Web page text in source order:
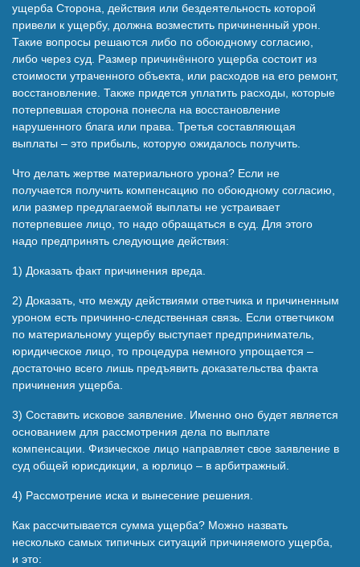
ущерба Сторона, действия или бездеятельность которой
привели к ущербу, должна возместить причиненный урон.
Такие вопросы решаются либо по обоюдному согласию,
либо через суд. Размер причинённого ущерба состоит из
стоимости утраченного объекта, или расходов на его ремонт,
восстановление. Также придется уплатить расходы, которые
потерпевшая сторона понесла на восстановление
нарушенного блага или права. Третья составляющая
выплаты – это прибыль, которую ожидалось получить.
Что делать жертве материального урона? Если не
получается получить компенсацию по обоюдному согласию,
или размер предлагаемой выплаты не устраивает
потерпевшее лицо, то надо обращаться в суд. Для этого
надо предпринять следующие действия:
1) Доказать факт причинения вреда.
2) Доказать, что между действиями ответчика и причиненным
уроном есть причинно-следственная связь. Если ответчиком
по материальному ущербу выступает предприниматель,
юридическое лицо, то процедура немного упрощается –
достаточно всего лишь предъявить доказательства факта
причинения ущерба.
3) Составить исковое заявление. Именно оно будет является
основанием для рассмотрения дела по выплате
компенсации. Физическое лицо направляет свое заявление в
суд общей юрисдикции, а юрлицо – в арбитражный.
4) Рассмотрение иска и вынесение решения.
Как рассчитывается сумма ущерба? Можно назвать
несколько самых типичных ситуаций причиняемого ущерба,
и это: